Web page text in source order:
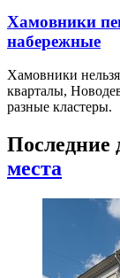
Хамовники
набережные
Хамовники
кварталы,
разные кластеры.
Последние
места